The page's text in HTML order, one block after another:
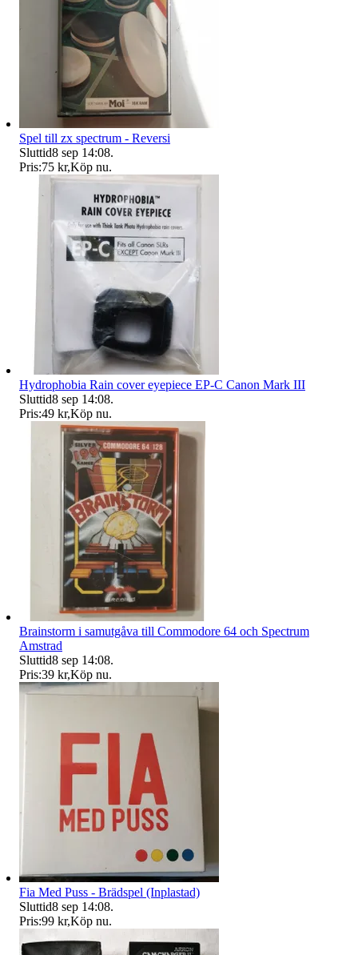
Spel till zx spectrum - Reversi
Sluttid8 sep 14:08.
Pris:75 kr,Köp nu.
Hydrophobia Rain cover eyepiece EP-C Canon Mark III
Sluttid8 sep 14:08.
Pris:49 kr,Köp nu.
Brainstorm i samutgåva till Commodore 64 och Spectrum
Amstrad
Sluttid8 sep 14:08.
Pris:39 kr,Köp nu.
Fia Med Puss - Brädspel (Inplastad)
Sluttid8 sep 14:08.
Pris:99 kr,Köp nu.